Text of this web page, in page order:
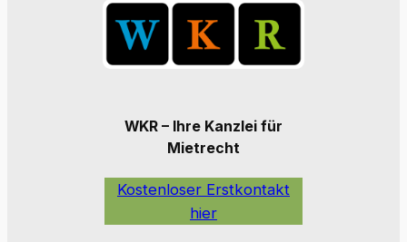
WKR – Ihre Kanzlei für
Mietrecht
Kostenloser Erstkontakt
hier